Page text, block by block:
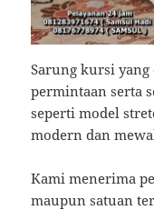
Sarung kursi yang
permintaan serta
seperti model
modern dan
Kami menerima
maupun satuan